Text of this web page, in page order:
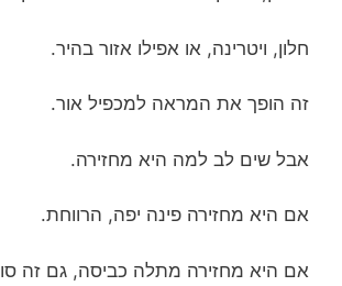
חלון, ויטרינה, או אפילו אזור בהיר.
זה הופך את המראה למכפיל אור.
אבל שים לב למה היא מחזירה.
אם היא מחזירה פינה יפה, הרווחת.
אם היא מחזירה מתלה כביסה, גם זה